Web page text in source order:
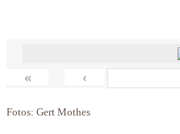
« ‹
Fotos: Gert Mothes